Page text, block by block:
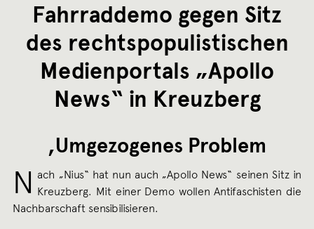
Fahrraddemo gegen Sitz
des rechtspopulistischen
Medienportals „Apollo
News“ in Kreuzberg
,Umgezogenes Problem
N ach „Nius“ hat nun auch „Apollo News“ seinen Sitz in
Kreuzberg. Mit einer Demo wollen Antifaschisten die
Nachbarschaft sensibilisieren.